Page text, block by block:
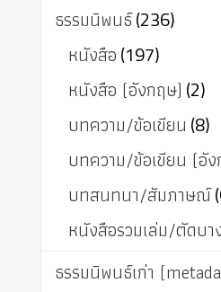
ธรรมนิพนธ์(236)
หนังสือ(197)
หนังสือ (อังกฤษ) (2)
บทความ/ข้อเขียน (8)
บทความ/ข้อเขียน (อั
บทสนทนา/สัมภาษณ์
หนังสือรวมเล่ม/ตัดบา
ธรรมนิพนธ์เก่า